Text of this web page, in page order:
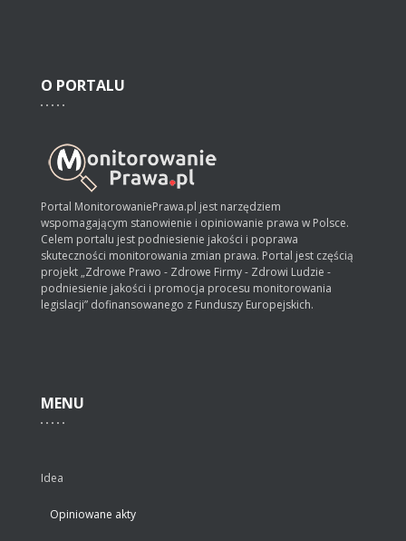
O PORTALU
Portal MonitorowaniePrawa.pl jest narzędziem
wspomagającym stanowienie i opiniowanie prawa w Polsce.
Celem portalu jest podniesienie jakości i poprawa
skuteczności monitorowania zmian prawa. Portal jest częścią
projekt „Zdrowe Prawo - Zdrowe Firmy - Zdrowi Ludzie -
podniesienie jakości i promocja procesu monitorowania
legislacji” dofinansowanego z Funduszy Europejskich.
MENU
Idea
Opiniowane akty